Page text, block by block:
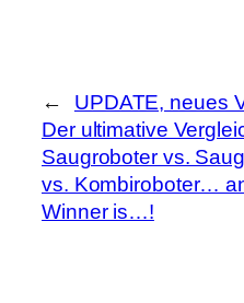
←
UPDATE, neues
Der ultimative
Saugroboter vs.
vs. Kombiroboter…
Winner is…!